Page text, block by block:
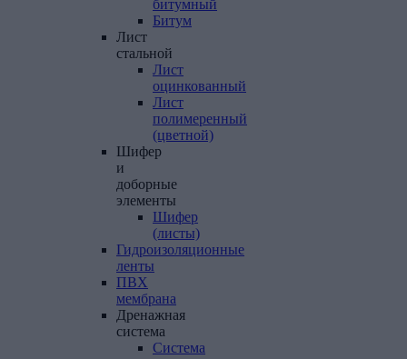
битумный
Битум
Лист
стальной
Лист
оцинкованный
Лист
полимеренный
(цветной)
Шифер
и
доборные
элементы
Шифер
(листы)
Гидроизоляционные
ленты
ПВХ
мембрана
Дренажная
система
Система